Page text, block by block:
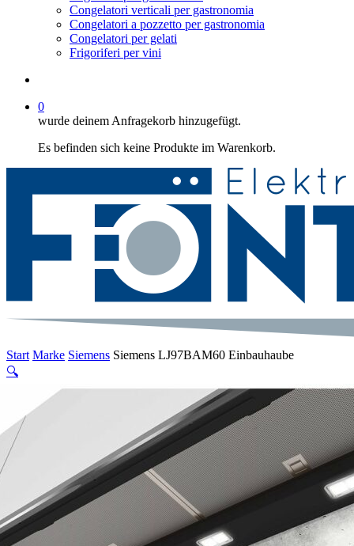
Congelatori verticali per gastronomia
Congelatori a pozzetto per gastronomia
Congelatori per gelati
Frigoriferi per vini
0
wurde deinem Anfragekorb hinzugefügt.
Es befinden sich keine Produkte im Warenkorb.
Start Marke Siemens Siemens LJ97BAM60 Einbauhaube
🔍